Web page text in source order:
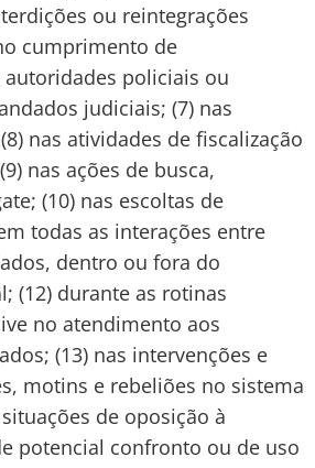
ou reintegrações
cumprimento de
policiais ou
judiciais; (7) nas
nas atividades de fiscalização
nas ações de busca,
(10) nas escoltas de
todas as interações entre
dentro ou fora do
(12) durante as rotinas
no atendimento aos
(13) nas intervenções e
motins e rebeliões no sistema
de oposição à
potencial confronto ou de uso